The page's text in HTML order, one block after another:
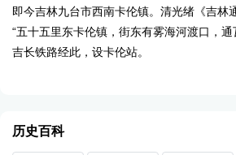
即今吉林九台市西南卡伦镇。清光绪《吉林
“五十五里东卡伦镇，街东有雾海河渡口，通
吉长铁路经此，设卡伦站。
历史百科